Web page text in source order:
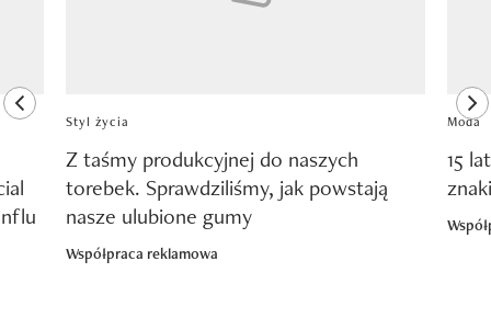
previous element
Styl życia
Z taśmy produkcyjnej do naszych
torebek. Sprawdziliśmy, jak powstają
nasze ulubione gumy
Współpraca reklamowa
Moda
15